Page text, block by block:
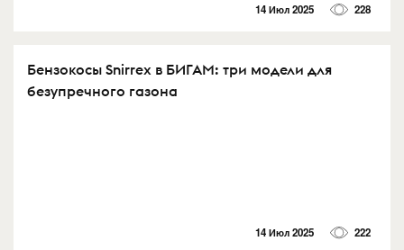
14 Июл 2025 228
Бензокосы Snirrex в БИГАМ: три модели для
безупречного газона
14 Июл 2025 222